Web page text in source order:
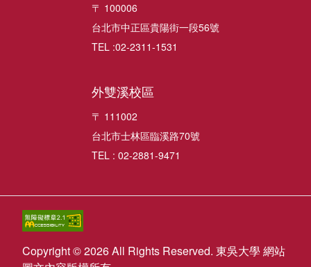
〒 100006
台北市中正區貴陽街一段56號
TEL :02-2311-1531
外雙溪校區
〒 111002
台北市士林區臨溪路70號
TEL : 02-2881-9471
Copyright © 2026 All Rights Reserved. 東吳大學 網站